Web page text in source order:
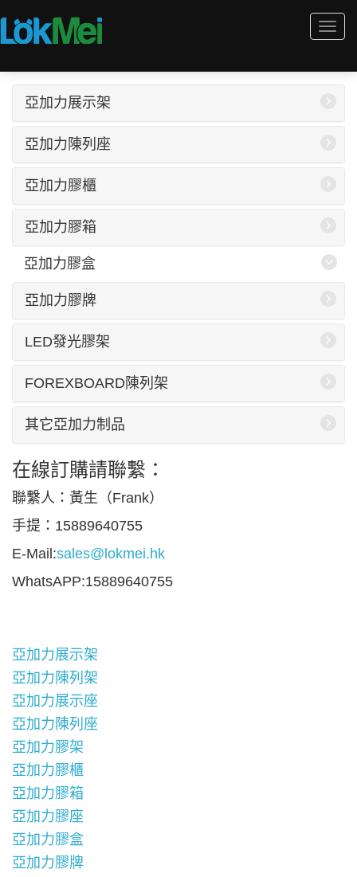
亞加力展示架
亞加力陳列座
亞加力膠櫃
亞加力膠箱
亞加力膠盒
亞加力膠牌
LED發光膠架
FOREXBOARD陳列架
其它亞加力制品
在線訂購請聯繫：
聯繫人：黃生（Frank）
手提：15889640755
E-Mail:sales@lokmei.hk
WhatsAPP:15889640755
亞加力展示架
亞加力陳列架
亞加力展示座
亞加力陳列座
亞加力膠架
亞加力膠櫃
亞加力膠箱
亞加力膠座
亞加力膠盒
亞加力膠牌